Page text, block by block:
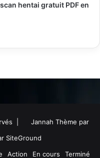
hentai gratuit PDF en
|
Jannah Thème par
SiteGround
Action En cours Terminé